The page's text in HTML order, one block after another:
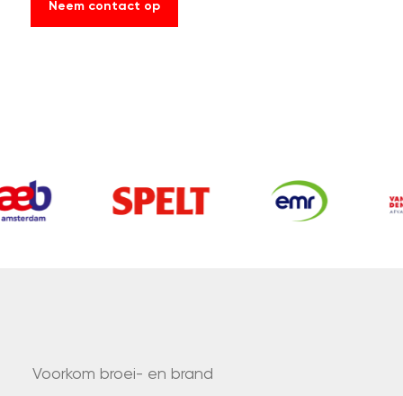
Neem contact op
Voorkom broei- en brand